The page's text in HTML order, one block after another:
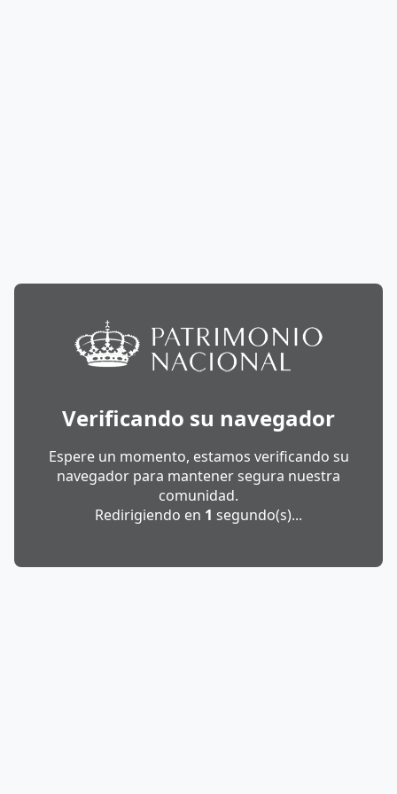
Verificando su navegador
Espere un momento, estamos verificando su
navegador para mantener segura nuestra
comunidad.
Redirigiendo en 1 segundo(s)...